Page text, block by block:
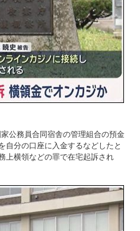
公務員合同宿舎の管理組合の預金
自分の口座に入金するなどしたと
上横領などの罪で在宅起訴され